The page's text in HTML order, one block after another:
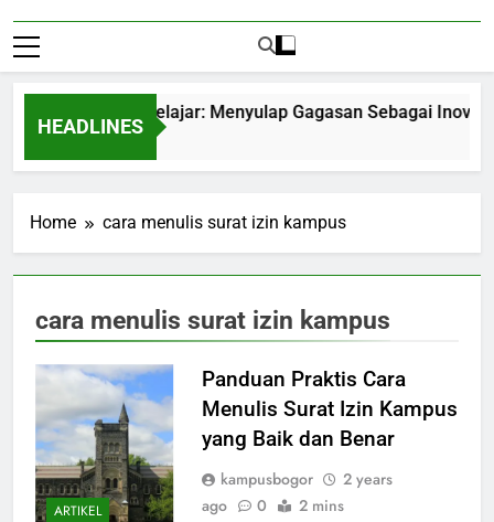
HEADLINES
Pelajar: Menyulap Gagasan Sebagai Inovasi
Ago
Home cara menulis surat izin kampus
cara menulis surat izin kampus
ARTIKEL
Panduan Praktis Cara
Menulis Surat Izin Kampus
yang Baik dan Benar
kampusbogor
2 years
ago
0 2 mins